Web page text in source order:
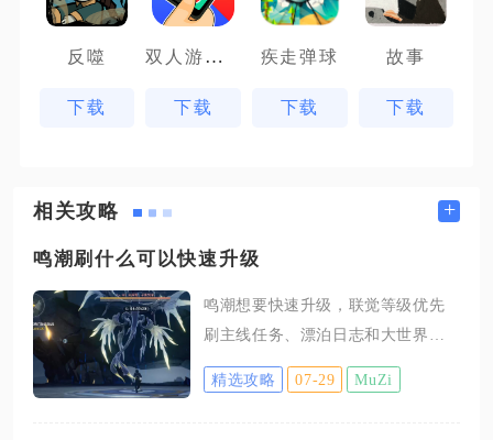
反噬
下载
双人游戏场
下载
疾走弹球
下载
故事
下载
相关攻略 +
鸣潮刷什么可以快速升级
鸣潮想要快速升级，联觉等级优先
刷主线任务、漂泊日志和大世界探
索内容，角色等级集中刷模拟领域
副本，空余体力搭配讨伐强敌和限
精选攻略 07-29 MuZi